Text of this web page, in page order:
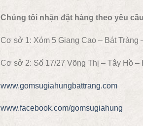
Chúng tôi nhận đặt hàng theo yêu
Cơ sở 1: Xóm 5 Giang Cao – Bát Tràng
Cơ sở 2: Số 17/27 Võng Thị – Tây Hồ –
www.gomsugiahungbattrang.com
www.facebook.com/gomsugiahung